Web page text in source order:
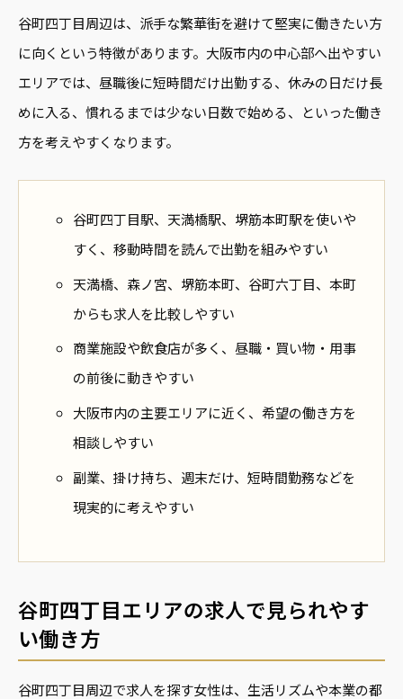
谷町四丁目周辺は、派手な繁華街を避けて堅実に働きたい方
に向くという特徴があります。大阪市内の中心部へ出やすい
エリアでは、昼職後に短時間だけ出勤する、休みの日だけ長
めに入る、慣れるまでは少ない日数で始める、といった働き
方を考えやすくなります。
谷町四丁目駅、天満橋駅、堺筋本町駅を使いや
すく、移動時間を読んで出勤を組みやすい
天満橋、森ノ宮、堺筋本町、谷町六丁目、本町
からも求人を比較しやすい
商業施設や飲食店が多く、昼職・買い物・用事
の前後に動きやすい
大阪市内の主要エリアに近く、希望の働き方を
相談しやすい
副業、掛け持ち、週末だけ、短時間勤務などを
現実的に考えやすい
谷町四丁目エリアの求人で見られやす
い働き方
谷町四丁目周辺で求人を探す女性は、生活リズムや本業の都